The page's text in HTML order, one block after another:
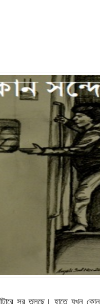
সুর তুলছে। হাতে যখন